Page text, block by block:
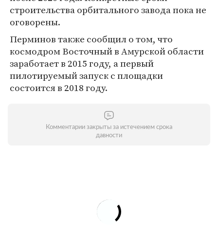
строительства орбитального завода пока не
оговорены.
Перминов также сообщил о том, что
космодром Восточный в Амурской области
заработает в 2015 году, а первый
пилотируемый запуск с площадки
состоится в 2018 году.
Комментарии закрыты за истечением срока
давности